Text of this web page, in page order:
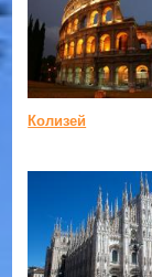
Колизей